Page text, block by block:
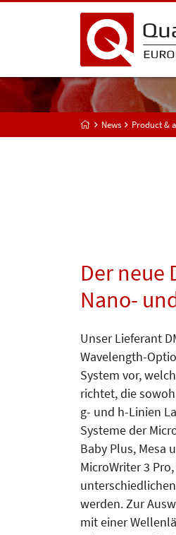
News Product &
Der neue
Nano-
Unser Lieferant
Wavelength-
System vor,
richtet, die
g- und h-Linien
Systeme der
Baby Plus, Mesa
MicroWriter 3
werden. Zur
mit einer